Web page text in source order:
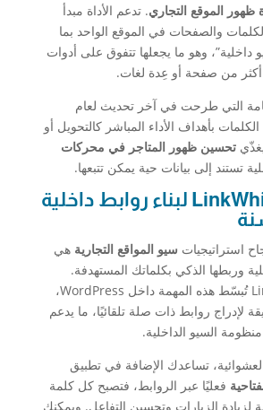
ظهور الموقع التجاري. تدعم الأداة مبدأ
والصفحات في الموقع الواحد بما
داخلية”، وهو ما يجعلها تتفوق على أدوات
أكثر من صفحة أو عِدة لغات.
التي طرحت في آخر تحديث لعام
الكلمات بأهداف الأداء المباشر كالتحويل أو
تحسين ظهور المتاجر في محركات
تستند إلى بيانات حية يمكن تتبعها.
إضافة LinkWhisper لبناء روابط داخلية
استراتيجيات سيو المواقع التجارية هي
وربطها الذكي بكلماتك المستهدفة.
إضافة LinkWhisper تُبسّط هذه المهمة داخل WordPress،
لإدراج روابط ذات صلة تلقائيًا، ما يدعم
السيو الداخلية.
تساعدك الإضافة في تطبيق
فعليًا عبر الروابط، فتصبح كل كلمة
لزيادة الزيارات وتحسين التفاعل. ويمكنك